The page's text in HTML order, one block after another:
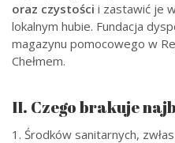
oraz czystości i zastawić je
lokalnym hubie. Fundacja
magazynu pomocowego w
Chełmem.
II. Czego brakuje
1. Środków sanitarnych,